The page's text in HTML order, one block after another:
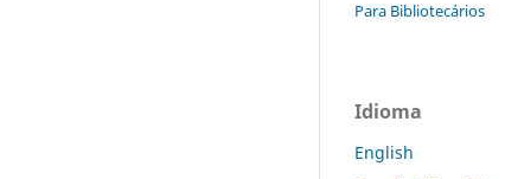
Para Bibliotecários
Idioma
English